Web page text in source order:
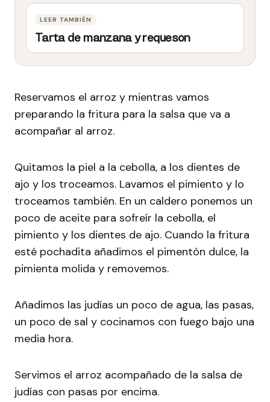
Tarta de manzana y requesón
Reservamos el arroz y mientras vamos
preparando la fritura para la salsa que va a
acompañar al arroz.
Quitamos la piel a la cebolla, a los dientes de
ajo y los troceamos. Lavamos el pimiento y lo
troceamos también. En un caldero ponemos un
poco de aceite para sofreír la cebolla, el
pimiento y los dientes de ajo. Cuando la fritura
esté pochadita añadimos el pimentón dulce, la
pimienta molida y removemos.
Añadimos las judías un poco de agua, las pasas,
un poco de sal y cocinamos con fuego bajo una
media hora.
Servimos el arroz acompañado de la salsa de
judías con pasas por encima.